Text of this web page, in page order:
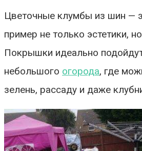
Цветочные клумбы из шин —
пример не только эстетики,
Покрышки идеально
небольшого огорода, где
зелень, рассаду и даже